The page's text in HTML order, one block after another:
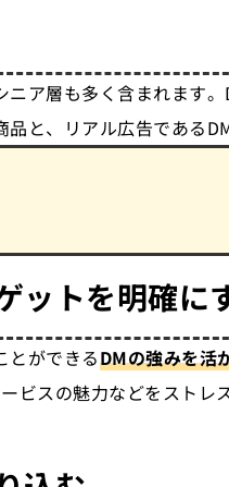
ア層も多く含まれます
と、リアル広告である
ットを明確に
とができるDMの強みを活
ビスの魅力などをストレ